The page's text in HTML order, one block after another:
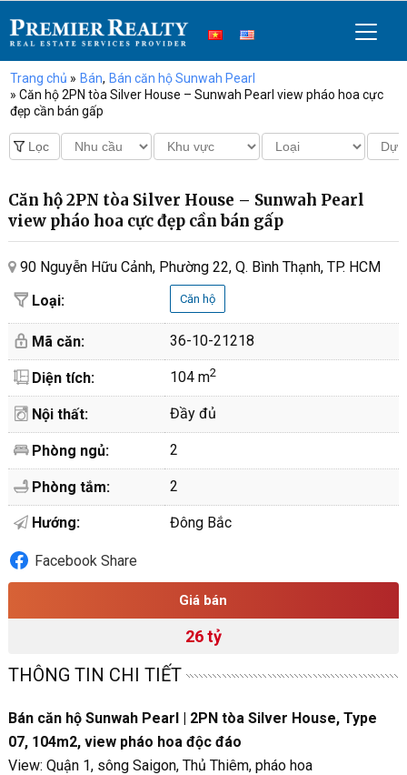
Trang chủ » Bán, Bán căn hộ Sunwah Pearl
» Căn hộ 2PN tòa Silver House – Sunwah Pearl view pháo hoa cực
đẹp cần bán gấp
Căn hộ 2PN tòa Silver House – Sunwah Pearl
view pháo hoa cực đẹp cần bán gấp
90 Nguyễn Hữu Cảnh, Phường 22, Q. Bình Thạnh, TP. HCM
Loại:
Căn hộ
Mã căn: 36-10-21218
Diện tích: 104 m2
Nội thất: Đầy đủ
Phòng ngủ: 2
Phòng tắm: 2
Hướng: Đông Bắc
Facebook Share
Giá bán
26 tỷ
THÔNG TIN CHI TIẾT
Bán căn hộ Sunwah Pearl | 2PN tòa Silver House, Type
07, 104m2, view pháo hoa độc đáo
View: Quận 1, sông Saigon, Thủ Thiêm, pháo hoa